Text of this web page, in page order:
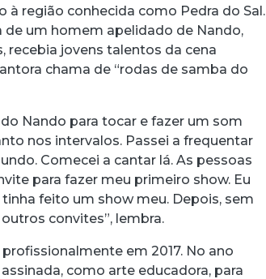
à região conhecida como Pedra do Sal.
de um homem apelidado de Nando,
recebia jovens talentos da cena
chama de “rodas de samba do
Nando para tocar e fazer um som
nos intervalos. Passei a frequentar
Comecei a cantar lá. As pessoas
para fazer meu primeiro show. Eu
feito um show meu. Depois, sem
convites”, lembra.
em 2017. No ano
como arte educadora, para